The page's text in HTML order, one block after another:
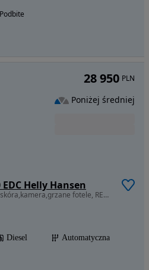
Helly Hansen
1461 cm3 • 90 KM • Nawigacja,skóra,kamera,grzane fotele, REZERWACJA DO SOBOTY
Diesel
Automatyczna
28 950 PLN
Poniżej średniej